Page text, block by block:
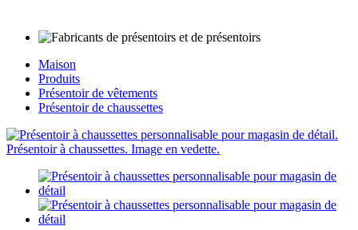
Maison
Produits
Présentoir de vêtements
Présentoir de chaussettes